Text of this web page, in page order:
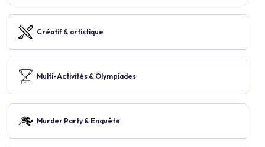
Créatif & artistique
Multi-Activités & Olympiades
Murder Party & Enquête